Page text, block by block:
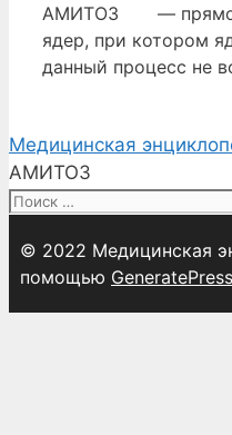
АМИТОЗ — прямое
ядер, при котором
данный процесс не
Медицинская
АМИТОЗ
Поиск:
© 2022 Медицинская
помощью GeneratePress